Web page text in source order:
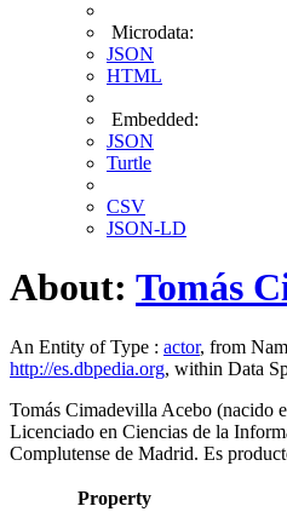
Microdata:
JSON
HTML
Embedded:
JSON
Turtle
CSV
JSON-LD
About: Tomás
An Entity of Type : actor, from
http://es.dbpedia.org, within Data
Tomás Cimadevilla Acebo (nacido
Licenciado en Ciencias de la
Complutense de Madrid. Es
Property